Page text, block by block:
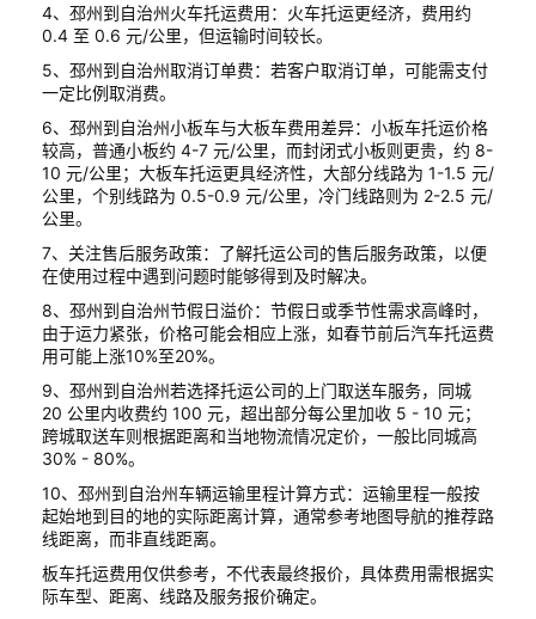
4、邳州到自治州火车托运费用：火车托运更经济，费用约
0.4 至 0.6 元/公里，但运输时间较长。
5、邳州到自治州取消订单费：若客户取消订单，可能需支付
一定比例取消费。
6、邳州到自治州小板车与大板车费用差异：小板车托运价格
较高，普通小板约 4-7 元/公里，而封闭式小板则更贵，约 8-
10 元/公里；大板车托运更具经济性，大部分线路为 1-1.5 元/
公里，个别线路为 0.5-0.9 元/公里，冷门线路则为 2-2.5 元/
公里。
7、关注售后服务政策：了解托运公司的售后服务政策，以便
在使用过程中遇到问题时能够得到及时解决。
8、邳州到自治州节假日溢价：节假日或季节性需求高峰时，
由于运力紧张，价格可能会相应上涨，如春节前后汽车托运费
用可能上涨10%至20%。
9、邳州到自治州若选择托运公司的上门取送车服务，同城
20 公里内收费约 100 元，超出部分每公里加收 5 - 10 元；
跨城取送车则根据距离和当地物流情况定价，一般比同城高
30% - 80%。
10、邳州到自治州车辆运输里程计算方式：运输里程一般按
起始地到目的地的实际距离计算，通常参考地图导航的推荐路
线距离，而非直线距离。
板车托运费用仅供参考，不代表最终报价，具体费用需根据实
际车型、距离、线路及服务报价确定。